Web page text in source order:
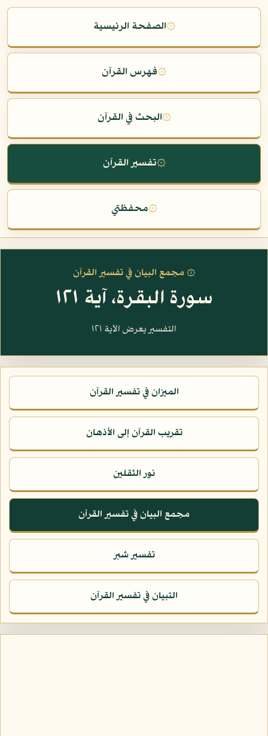
۞الصفحة الرئيسية
۞فهرس القرآن
۞البحث في القرآن
۞تفسير القرآن
۞محفظتي
۞ مجمع البيان في تفسير القرآن
سورة البقرة، آية ١٢١
التفسير يعرض الآية ١٢١
الميزان في تفسير القرآن
تقريب القرآن إلى الأذهان
نور الثقلين
مجمع البيان في تفسير القرآن
تفسير شبر
التبيان في تفسير القرآن